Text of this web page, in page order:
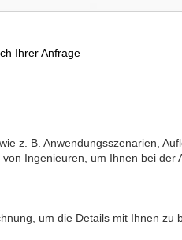
Ihrer Anfrage
z. B. Anwendungsszenarien,
Ingenieuren, um Ihnen bei der
um die Details mit Ihnen zu